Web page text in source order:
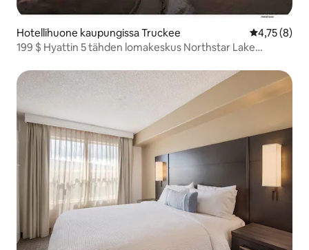
Hotellihuone kaupungissa Truckee
4,75 (8)
199 $ Hyattin 5 tähden lomakeskus Northstar Lake